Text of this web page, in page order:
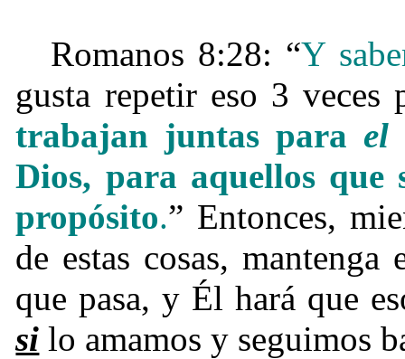
Romanos 8:28: “Y
gusta repetir eso 3
trabajan juntas para el
Dios, para aquellos
propósito.” Entonces,
de estas cosas,
que pasa, y Él hará que
si lo amamos y seguimos